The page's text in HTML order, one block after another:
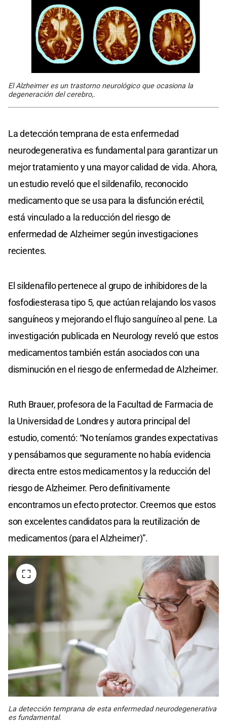
El Alzheimer es un trastorno neurológico que ocasiona la
degeneración del cerebro,.
La detección temprana de esta enfermedad
neurodegenerativa es fundamental para garantizar un
mejor tratamiento y una mayor calidad de vida. Ahora,
un estudio reveló que el sildenafilo, reconocido
medicamento que se usa para la disfunción eréctil,
está vinculado a la reducción del riesgo de
enfermedad de Alzheimer según investigaciones
recientes.
El sildenafilo pertenece al grupo de inhibidores de la
fosfodiesterasa tipo 5, que actúan relajando los vasos
sanguíneos y mejorando el flujo sanguíneo al pene. La
investigación publicada en Neurology reveló que estos
medicamentos también están asociados con una
disminución en el riesgo de enfermedad de Alzheimer.
Ruth Brauer, profesora de la Facultad de Farmacia de
la Universidad de Londres y autora principal del
estudio, comentó: “No teníamos grandes expectativas
y pensábamos que seguramente no había evidencia
directa entre estos medicamentos y la reducción del
riesgo de Alzheimer. Pero definitivamente
encontramos un efecto protector. Creemos que estos
son excelentes candidatos para la reutilización de
medicamentos (para el Alzheimer)”.
La detección temprana de esta enfermedad neurodegenerativa
es fundamental.